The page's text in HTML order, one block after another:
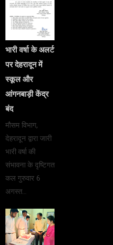
भारी वर्षा के अलर्ट
पर देहरादून में
स्कूल और
आंगनबाड़ी केंद्र
बंद
मौसम विभाग,
देहरादून द्वारा जारी
भारी वर्षा की
संभावना के दृष्टिगत
कल गुरुवार 6
अगस्त…